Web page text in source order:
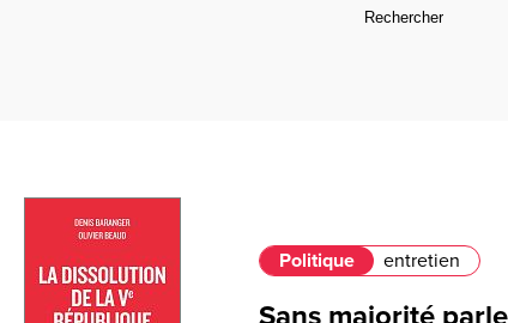
Politique entretien